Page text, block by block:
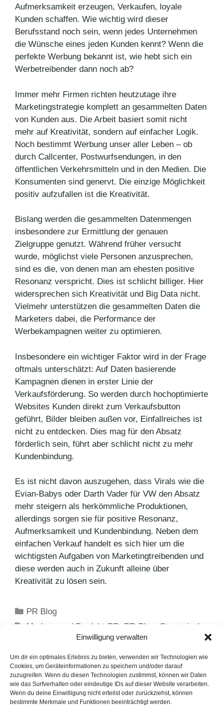
Einwilligung verwalten
Um dir ein optimales Erlebnis zu bieten, verwenden wir Technologien wie
Cookies, um Geräteinformationen zu speichern und/oder darauf
zuzugreifen. Wenn du diesen Technologien zustimmst, können wir Daten
wie das Surfverhalten oder eindeutige IDs auf dieser Website verarbeiten.
Wenn du deine Einwilligung nicht erteilst oder zurückziehst, können
bestimmte Merkmale und Funktionen beeinträchtigt werden.
Aufmerksamkeit erzeugen, Verkaufen, loyale
Kunden schaffen. Wie wichtig wird dieser
Berufsstand noch sein, wenn jedes Unternehmen
die Wünsche eines jeden Kunden kennt? Wenn die
perfekte Werbung bekannt ist, wie hebt sich ein
Werbetreibender dann noch ab?
Immer mehr Firmen richten heutzutage ihre
Marketingstrategie komplett an gesammelten Daten
von Kunden aus. Die Arbeit basiert somit nicht
mehr auf Kreativität, sondern auf einfacher Logik.
Noch bestimmt Werbung unser aller Leben – ob
durch Callcenter, Postwurfsendungen, in den
öffentlichen Verkehrsmitteln und in den Medien. Die
Konsumenten sind genervt. Die einzige Möglichkeit
positiv aufzufallen ist die Kreativität.
Bislang werden die gesammelten Datenmengen
insbesondere zur Ermittlung der genauen
Zielgruppe genutzt. Während früher versucht
wurde, möglichst viele Personen anzusprechen,
sind es die, von denen man am ehesten positive
Resonanz verspricht. Dies ist schlicht billiger. Hier
widersprechen sich Kreativität und Big Data nicht.
Vielmehr unterstützen die gesammelten Daten die
Marketers dabei, die Performance der
Werbekampagnen weiter zu optimieren.
Insbesondere ein wichtiger Faktor wird in der Frage
oftmals unterschätzt: Auf Daten basierende
Kampagnen dienen in erster Linie der
Verkaufsförderung. So werden durch hochoptimierte
Websites Kunden direkt zum Verkaufsbutton
geführt, Bilder bleiben außen vor, Einfallreiches ist
nicht zu entdecken. Dies mag für den Absatz
förderlich sein, führt aber schlicht nicht zu mehr
Kundenbindung.
Es ist nicht davon auszugehen, dass Virals wie die
Evian-Babys oder Darth Vader für VW den Absatz
mehr steigern als herkömmliche Produktionen,
allerdings sorgen sie für positive Resonanz,
Aufmerksamkeit und Kundenbindung. Neben dem
einfachen Verkauf handelt es sich hier um die
wichtigsten Aufgaben von Marketingtreibenden und
diese werden auch in Zukunft alleine über
Kreativität zu lösen sein.
Kategorien
PR Blog
Schlagwörter
Marken- und Produkt-PR PR-Blog
Strategische
Fußballmuseum Springe erhält Förderpreis für
Integration
Sind Likes Out?